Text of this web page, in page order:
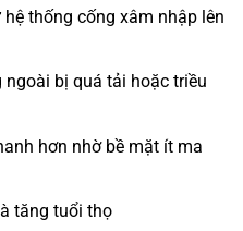
thống cống xâm nhập lên
bị quá tải hoặc triều
hơn nhờ bề mặt ít ma
tăng tuổi thọ